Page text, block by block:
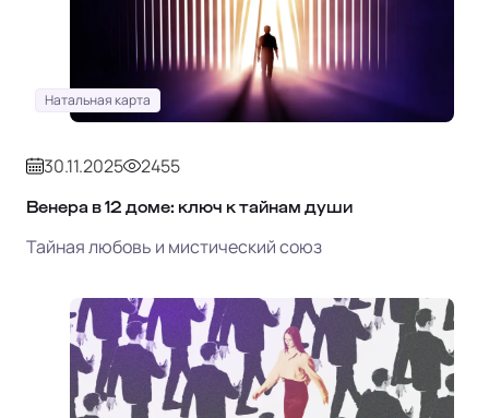
Натальная карта
30.11.2025 2455
Венера в 12 доме: ключ к тайнам души
Тайная любовь и мистический союз